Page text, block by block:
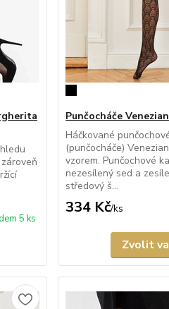
5 ks
Punčocháče
Háčkované
(punčocháče)
vzorem. Punčochové
nezesílený sed a
středový š...
334 Kč/ks
Zvolit